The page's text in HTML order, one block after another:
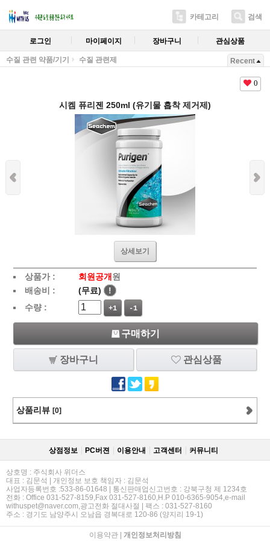
카테고리 검색
로그인 마이페이지 장바구니 관심상품
수질 관련 약품/기기 수질 관련제 Recent
0
시켐 퓨리젠 250ml (유기물 흡착 제거제)
상세보기
상품가 : 회원공개 원
배송비 :
(무료)
!
수량 :
+1 -1
구매하기
장바구니 관심상품
상품리뷰 [0]
상점정보 PC버젼 이용안내 고객센터 커뮤니티
상호명 : 주식회사 위더스
대표 : 김문석 | 개인정보 보호 책임자 : 김문석
사업자등록번호 :533-86-01648 | 통신판매업신고번호 : 강북구청 제 1234호
전화 : Office 031-527-8159,Fax 031-527-8160,H.P 010-6365-9054,e-mail
withuspet@naver.com,광고전화 절대사절 | 팩스 : 031-527-8160
주소 : 경기도 남양주시 오남읍 경복대로 120-86 (양지리 19-1)
이용약관| 개인정보처리방침